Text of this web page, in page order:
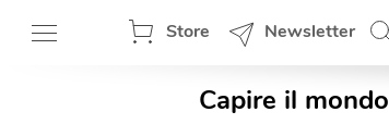
Store Newsletter
Capire il mondo